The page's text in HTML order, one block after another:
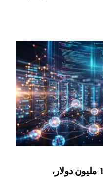
Claude Corps يطلق 150 مليون دولار،